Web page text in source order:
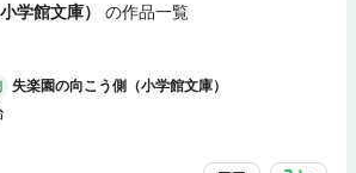
学館文庫） の作品一覧
失楽園の向こう側（小学館文庫）